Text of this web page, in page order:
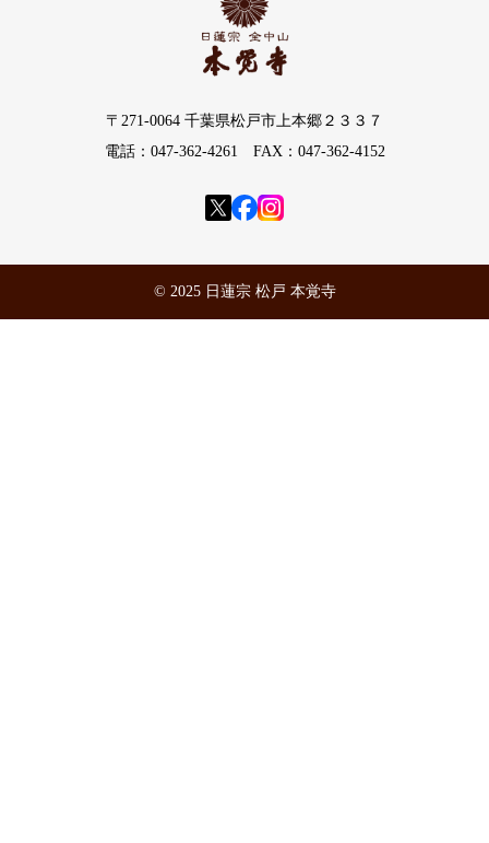
〒271-0064 千葉県松戸市上本郷２３３７
電話：047-362-4261 FAX：047-362-4152
© 2025 日蓮宗 松戸 本覚寺